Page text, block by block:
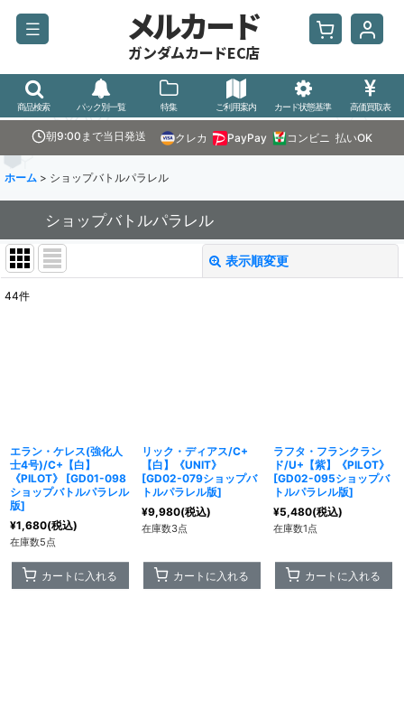
メルカード
ガンダムカードEC店
商品検索 パック別一覧 特集 ご利用案内 カード状態基準 高価買取表
朝9:00まで当日発送 クレカ PayPay コンビニ 払いOK
ホーム > ショップバトルパラレル
ショップバトルパラレル
表示順変更
44件
エラン・ケレス(強化人
士4号)/C+【白】
《PILOT》
[GD01-098
ショップバトルパラレル
版]
¥1,680(税込)
在庫数5点
カートに入れる
リック・ディアス/C+
【白】《UNIT》
[GD02-079ショップバ
トルパラレル版]
¥9,980(税込)
在庫数3点
カートに入れる
ラフタ・フランクラン
ド/U+【紫】《PILOT》
[GD02-095ショップバ
トルパラレル版]
¥5,480(税込)
在庫数1点
カートに入れる